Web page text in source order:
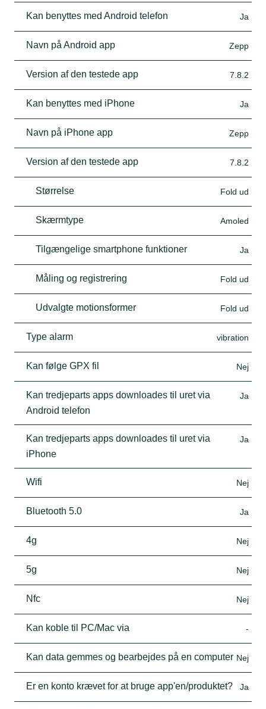
Kan benyttes med Android telefon Ja
Navn på Android app Zepp
Version af den testede app 7.8.2
Kan benyttes med iPhone Ja
Navn på iPhone app Zepp
Version af den testede app 7.8.2
Størrelse Fold ud
Skærmtype Amoled
Tilgængelige smartphone funktioner Ja
Måling og registrering Fold ud
Udvalgte motionsformer Fold ud
Type alarm vibration
Kan følge GPX fil Nej
Kan tredjeparts apps downloades til uret via
Android telefon
Ja
Kan tredjeparts apps downloades til uret via
iPhone
Ja
Wifi Nej
Bluetooth 5.0 Ja
4g Nej
5g Nej
Nfc Nej
Kan koble til PC/Mac via -
Kan data gemmes og bearbejdes på en computer Nej
Er en konto krævet for at bruge app'en/produktet? Ja